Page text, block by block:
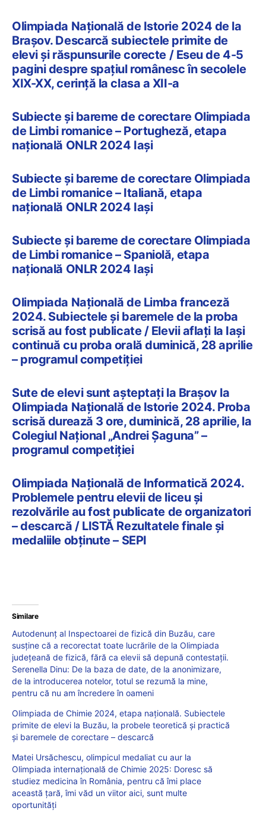
Olimpiada Națională de Istorie 2024 de la
Brașov. Descarcă subiectele primite de
elevi și răspunsurile corecte / Eseu de 4-5
pagini despre spațiul românesc în secolele
XIX-XX, cerință la clasa a XII-a
Subiecte și bareme de corectare Olimpiada
de Limbi romanice – Portugheză, etapa
națională ONLR 2024 Iași
Subiecte și bareme de corectare Olimpiada
de Limbi romanice – Italiană, etapa
națională ONLR 2024 Iași
Subiecte și bareme de corectare Olimpiada
de Limbi romanice – Spaniolă, etapa
națională ONLR 2024 Iași
Olimpiada Națională de Limba franceză
2024. Subiectele și baremele de la proba
scrisă au fost publicate / Elevii aflați la Iași
continuă cu proba orală duminică, 28 aprilie
– programul competiției
Sute de elevi sunt așteptați la Brașov la
Olimpiada Națională de Istorie 2024. Proba
scrisă durează 3 ore, duminică, 28 aprilie, la
Colegiul Național „Andrei Șaguna” –
programul competiției
Olimpiada Națională de Informatică 2024.
Problemele pentru elevii de liceu și
rezolvările au fost publicate de organizatori
– descarcă / LISTĂ Rezultatele finale și
medaliile obținute – SEPI
Similare
Autodenunț al Inspectoarei de fizică din Buzău, care
susține că a recorectat toate lucrările de la Olimpiada
județeană de fizică, fără ca elevii să depună contestații.
Serenella Dinu: De la baza de date, de la anonimizare,
de la introducerea notelor, totul se rezumă la mine,
pentru că nu am încredere în oameni
Olimpiada de Chimie 2024, etapa națională. Subiectele
primite de elevi la Buzău, la probele teoretică și practică
și baremele de corectare – descarcă
Matei Ursăchescu, olimpicul medaliat cu aur la
Olimpiada internațională de Chimie 2025: Doresc să
studiez medicina în România, pentru că îmi place
această ţară, îmi văd un viitor aici, sunt multe
oportunități